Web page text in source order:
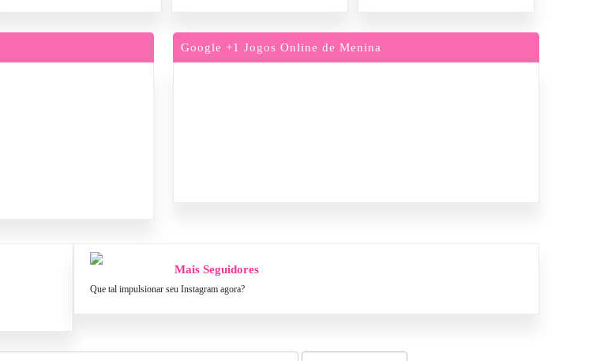
Google +1 Jogos Online de Menina
Mais Seguidores
Que tal impulsionar seu Instagram agora?